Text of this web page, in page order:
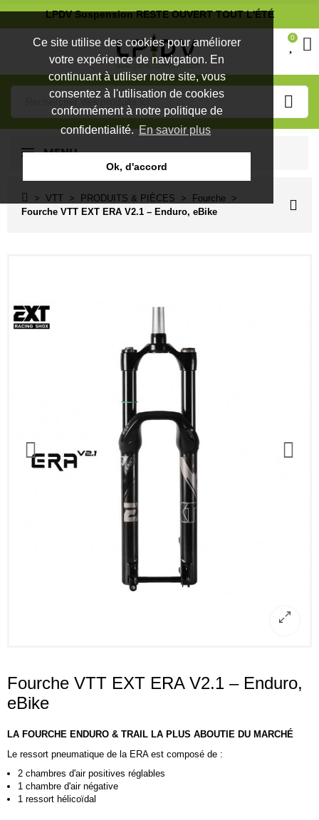
Ce site utilise des cookies pour améliorer
votre expérience de navigation. En
continuant à utiliser notre site, vous
consentez à l'utilisation de cookies
conformément à notre politique de
confidentialité.En savoir plus
Ok, d'accord
LPDV Suspension RESTE OUVERT TOUT L'ÉTÉ
0
MENU
VTT PRODUITS & PIÈCES
Fourche
Fourche VTT EXT ERA V2.1 – Enduro, eBike
Fourche VTT EXT ERA V2.1 – Enduro,
eBike
LA FOURCHE ENDURO & TRAIL LA PLUS ABOUTIE DU MARCHÉ
Le ressort pneumatique de la ERA est composé de :
2 chambres d'air positives réglables
1 chambre d'air négative
1 ressort hélicoïdal